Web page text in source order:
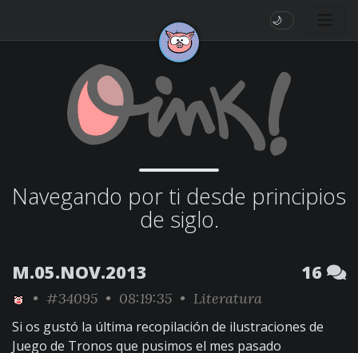
🌙
Navegando por ti desde principios
de siglo.
M.05.NOV.2013 16
• #34095 • 08:19:35 • Literatura
Si os gustó la última recopilación de ilustraciones de
Juego de Tronos que pusimos el mes pasado